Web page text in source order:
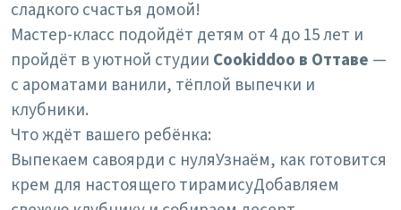
сладкого счастья домой!
Мастер-класс подойдёт детям от 4 до 15 лет и
пройдёт в уютной студии Cookiddoo в Оттаве —
с ароматами ванили, тёплой выпечки и
клубники.
Что ждёт вашего ребёнка:
Выпекаем савоярди с нуляУзнаём, как готовится
крем для настоящего тирамисуДобавляем